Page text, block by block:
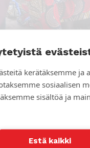
kerätäksemme ja
sosiaalisen
sisältöä ja
Estä kaikki
joka
Aluksi on tärkeä
pitää lähteä itse